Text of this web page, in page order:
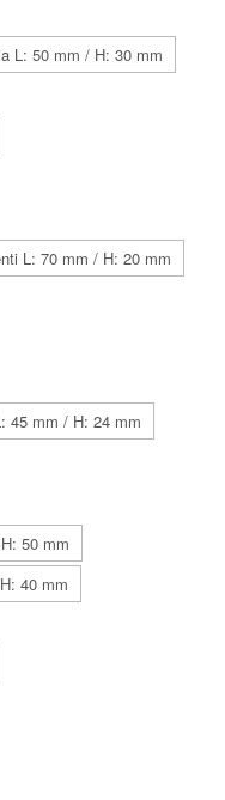
L: 50 mm / H: 30 mm
L: 70 mm / H: 20 mm
45 mm / H: 24 mm
50 mm
40 mm